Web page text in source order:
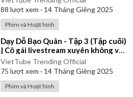
88 lượt xem · 14 Tháng Giêng 2025
Phim và Hoạt hình
⁣Dạy Dỗ Bạo Quân - Tập 3 (Tập cuối)
| Cô gái livestream xuyên không vào
thời cổ đại | Review Phim
VietTube Trending Official
75 lượt xem · 14 Tháng Giêng 2025
Phim và Hoạt hình